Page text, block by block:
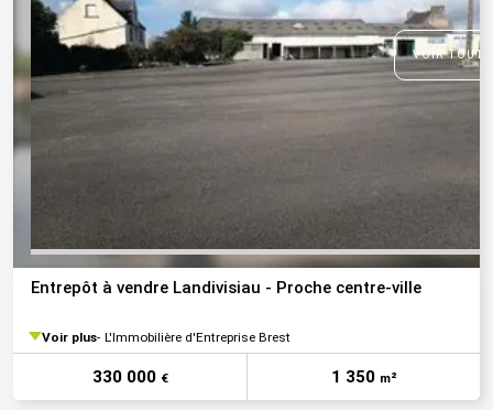
VOIR
Entrepôt à vendre Landivisiau - Proche centre-ville
Voir plus L'Immobilière d'Entreprise Brest
330 000 € 1 350 m²